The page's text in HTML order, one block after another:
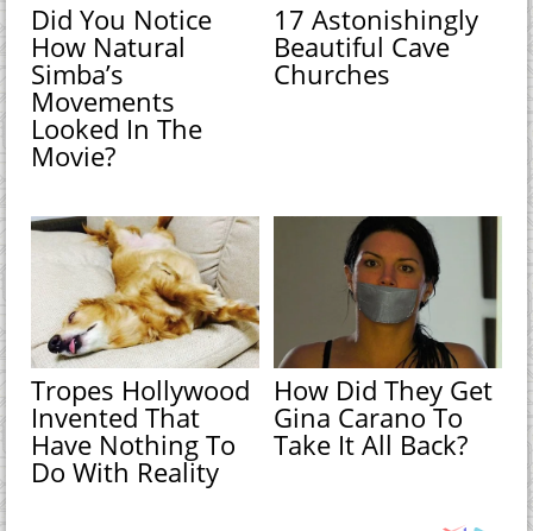
Did You Notice
How Natural
Simba’s
Movements
Looked In The
Movie?
17 Astonishingly
Beautiful Cave
Churches
Tropes Hollywood
Invented That
Have Nothing To
Do With Reality
How Did They Get
Gina Carano To
Take It All Back?